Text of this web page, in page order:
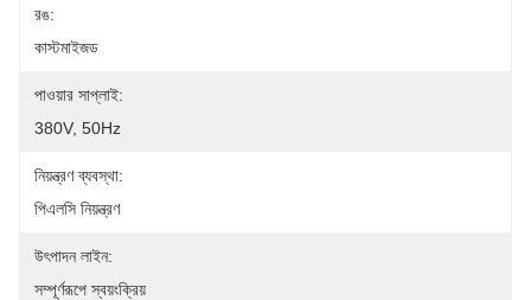
রঙ:
কাস্টমাইজড
পাওয়ার সাপ্লাই:
380V, 50Hz
নিয়ন্ত্রণ ব্যবস্থা:
পিএলসি নিয়ন্ত্রণ
উৎপাদন লাইন:
সম্পূর্ণরূপে স্বয়ংক্রিয়